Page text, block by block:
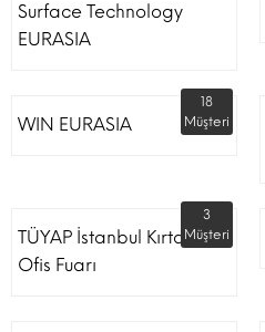
Surface Technology
EURASIA
WIN EURASIA
18
Müşteri
TÜYAP İstanbul Kırtasiye
Ofis Fuarı
3
Müşteri